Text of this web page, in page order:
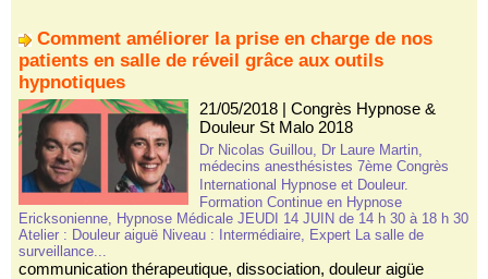
Comment améliorer la prise en charge de nos
patients en salle de réveil grâce aux outils
hypnotiques
21/05/2018| Congrès Hypnose &
Douleur St Malo 2018
Dr Nicolas Guillou, Dr Laure Martin,
médecins anesthésistes 7ème Congrès
International Hypnose et Douleur.
Formation Continue en Hypnose
Ericksonienne, Hypnose Médicale JEUDI 14 JUIN de 14 h 30 à 18 h 30
Atelier : Douleur aiguë Niveau : Intermédiaire, Expert La salle de
surveillance...
communication thérapeutique, dissociation, douleur aigüe